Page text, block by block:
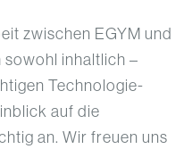
zwischen EGYM und
inhaltlich –
Technologie-
auf die
an. Wir freuen uns